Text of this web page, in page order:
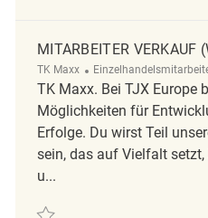
MITARBEITER VERKAUF
TK Maxx Kategorie
TK Maxx. Bei TJX Europe
Möglichkeiten für
Erfolge. Du wirst Teil
sein, das auf Vielfalt
u...
Retten Mitarbeiter Verkauf (w/